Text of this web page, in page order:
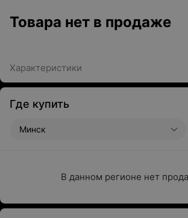
Товара нет в продаже
Характеристики
Где купить
Минск
В данном регионе нет